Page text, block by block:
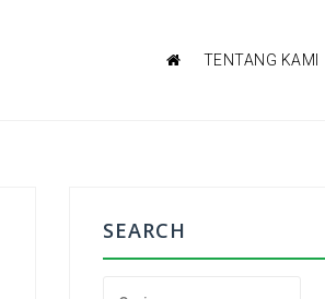
TENTANG KAMI
SEARCH